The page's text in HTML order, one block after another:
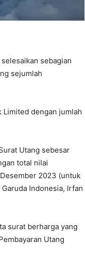
sebagian
sejumlah
Limited dengan jumlah
Utang sebesar
total nilai
2023 (untuk
Indonesia, Irfan
surat berharga yang
Utang